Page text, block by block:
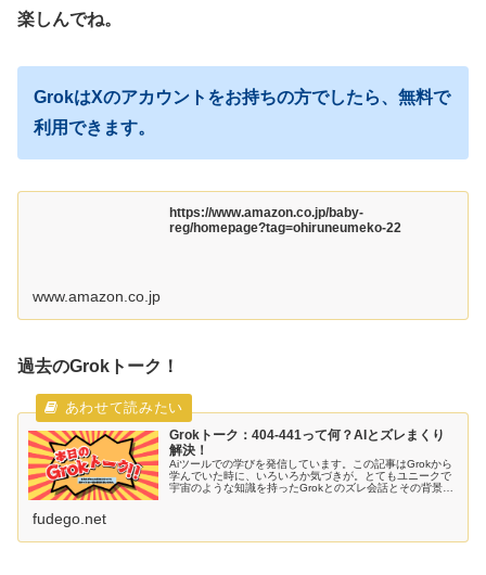
楽しんでね。
GrokはXのアカウントをお持ちの方でしたら、無料で
利用できます。
https://www.amazon.co.jp/baby-
reg/homepage?tag=ohiruneumeko-22
www.amazon.co.jp
過去のGrokトーク！
Grokトーク：404-441って何？AIとズレまくり
解決！
Aiツールでの学びを発信しています。この記事はGrokから
学んでいた時に、いろいろか気づきが。とてもユニークで
宇宙のような知識を持ったGrokとのズレ会話とその背景を
fudego.net